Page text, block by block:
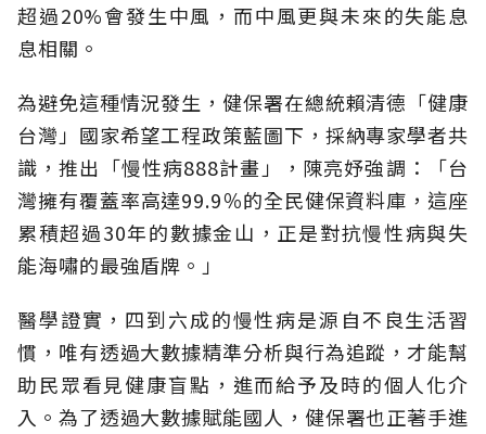
超過20%會發生中風，而中風更與未來的失能息
息相關。
為避免這種情況發生，健保署在總統賴清德「健康
台灣」國家希望工程政策藍圖下，採納專家學者共
識，推出「慢性病888計畫」，陳亮妤強調：「台
灣擁有覆蓋率高達99.9％的全民健保資料庫，這座
累積超過30年的數據金山，正是對抗慢性病與失
能海嘯的最強盾牌。」
醫學證實，四到六成的慢性病是源自不良生活習
慣，唯有透過大數據精準分析與行為追蹤，才能幫
助民眾看見健康盲點，進而給予及時的個人化介
入。為了透過大數據賦能國人，健保署也正著手進